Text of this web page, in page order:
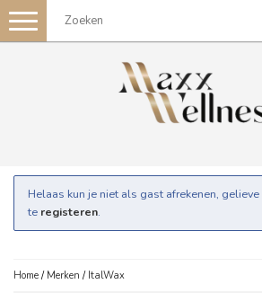
Toggle
navigation
Helaas kun je niet als gast afrekenen,
te registeren.
Home / Merken / ItalWax